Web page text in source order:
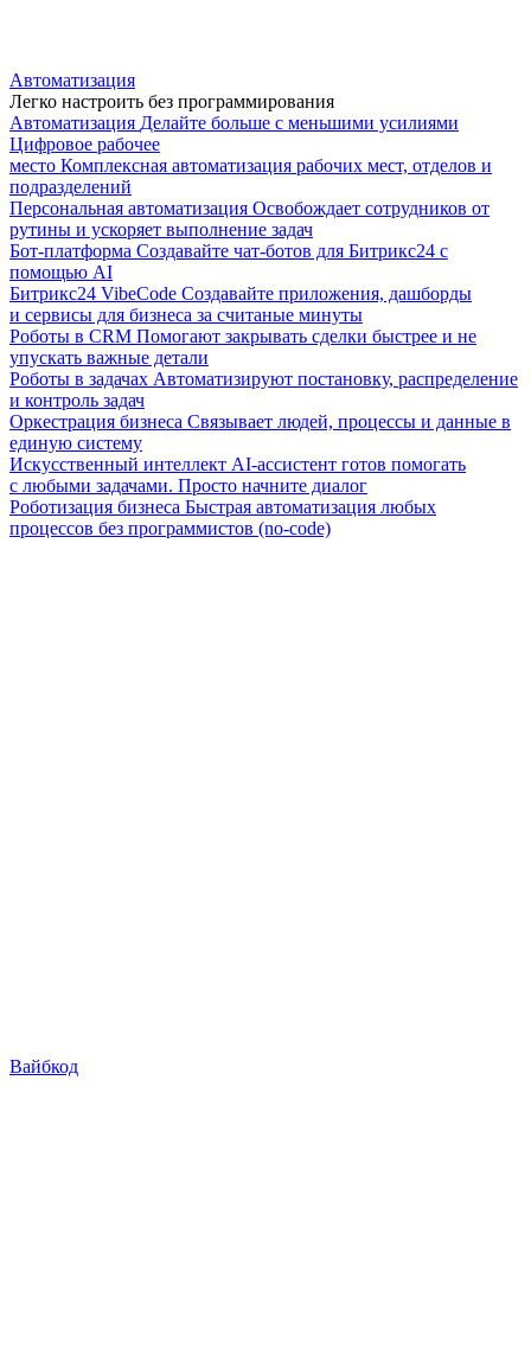
Автоматизация
Легко настроить без программирования
Автоматизация Делайте больше с меньшими усилиями
Цифровое рабочее
место Комплексная автоматизация рабочих мест, отделов и
подразделений
Персональная автоматизация Освобождает сотрудников от
рутины и ускоряет выполнение задач
Бот-платформа Создавайте чат-ботов для Битрикс24 с
помощью AI
Битрикс24 VibeCode Создавайте приложения, дашборды
и сервисы для бизнеса за считаные минуты
Роботы в CRM Помогают закрывать сделки быстрее и не
упускать важные детали
Роботы в задачах Автоматизируют постановку, распределение
и контроль задач
Оркестрация бизнеса Связывает людей, процессы и данные в
единую систему
Искусственный интеллект AI-ассистент готов помогать
с любыми задачами. Просто начните диалог
Роботизация бизнеса Быстрая автоматизация любых
процессов без программистов (no-code)
Вайбкод